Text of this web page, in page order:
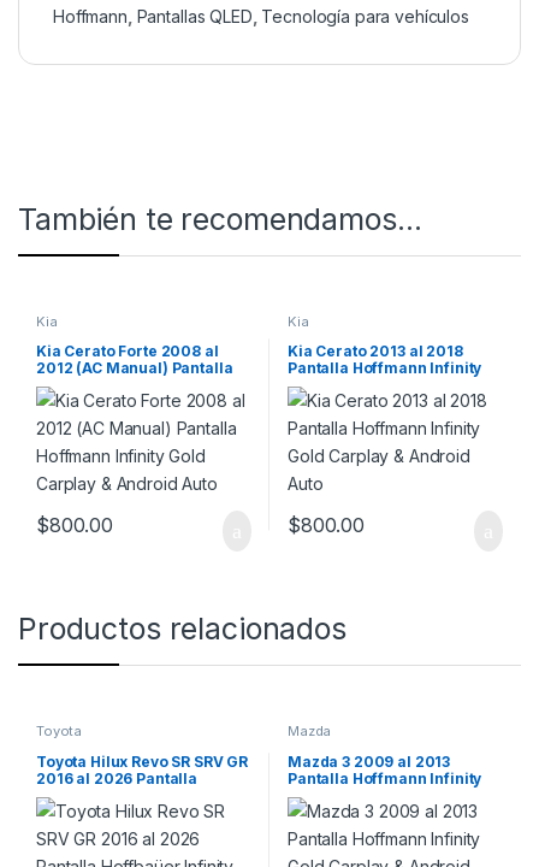
Hoffmann Pantallas QLED Tecnología para vehículos
También te recomendamos…
Kia
Kia Cerato Forte 2008 al
2012 (AC Manual) Pantalla
Hoffmann Infinity Gold
Carplay & Android Auto
$800.00
Kia
Kia Cerato 2013 al 2018
Pantalla Hoffmann Infinity
Gold Carplay & Android Auto
$800.00
Productos relacionados
Toyota
Toyota Hilux Revo SR SRV GR
2016 al 2026 Pantalla
Hoffbaüer Infinity Plus
CarPlay & Android Auto
Mazda
Mazda 3 2009 al 2013
Pantalla Hoffmann Infinity
Gold Carplay & Android Auto